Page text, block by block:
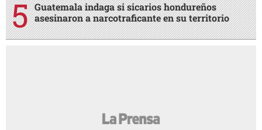
Guatemala indaga si sicarios hondureños
asesinaron a narcotraficante en su territorio